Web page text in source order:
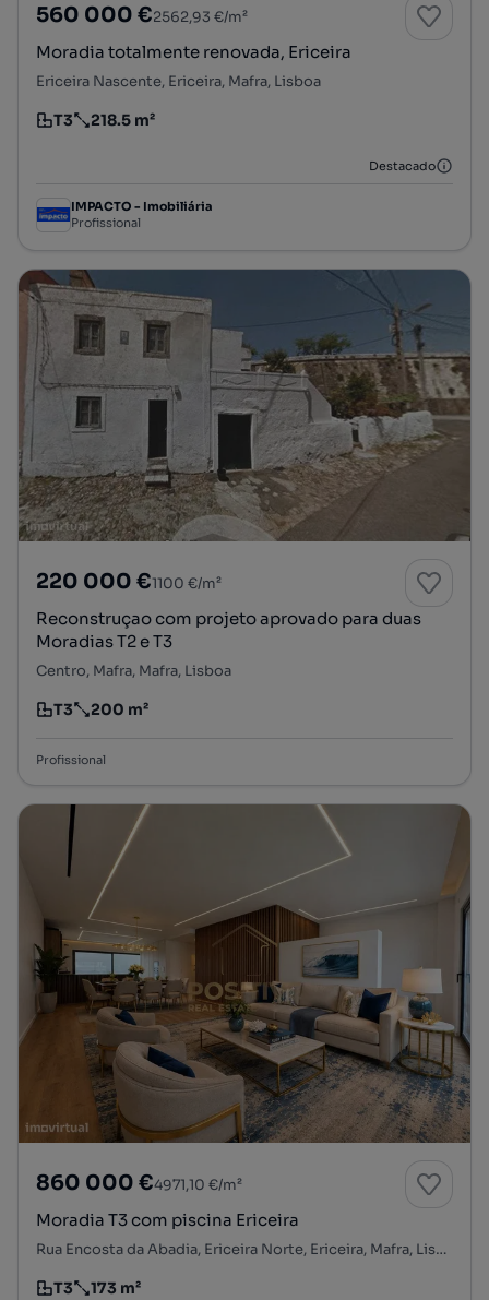
560 000 €2562,93 €/m²
Moradia totalmente renovada, Ericeira
Ericeira Nascente, Ericeira, Mafra, Lisboa
Tipologia
T3
Preço por metro quadrado
218.5 m²
Destacado
IMPACTO - Imobiliária
Profissional
220 000 €1100 €/m²
Reconstruçao com projeto aprovado para duas
Moradias T2 e T3
Centro, Mafra, Mafra, Lisboa
Tipologia
T3
Preço por metro quadrado
200 m²
Profissional
860 000 €4971,10 €/m²
Moradia T3 com piscina Ericeira
Rua Encosta da Abadia, Ericeira Norte, Ericeira, Mafra, Lisboa
T3 173 m²